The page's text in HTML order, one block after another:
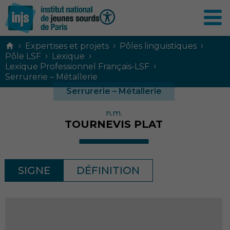
Contenu
principal
› Expertises et projets › Pôles linguistiques ›
Pôle LSF › Lexique ›
Lexique Professionnel Français-LSF ›
Serrurerie – Métallerie
Serrurerie – Métallerie
n.m.
TOURNEVIS PLAT
SIGNE DÉFINITION